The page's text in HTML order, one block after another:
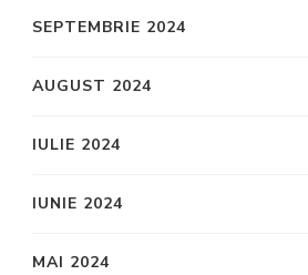
SEPTEMBRIE 2024
AUGUST 2024
IULIE 2024
IUNIE 2024
MAI 2024